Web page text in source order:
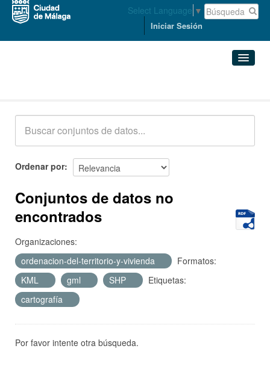
Select Language ▼
Iniciar Sesión
Acerca de
Ordenar por
Conjuntos de datos no
encontrados
Organizaciones:
ordenacion-del-territorio-y-vivienda
Formatos:
KML
gml SHP
Etiquetas:
cartografía
Por favor intente otra búsqueda.